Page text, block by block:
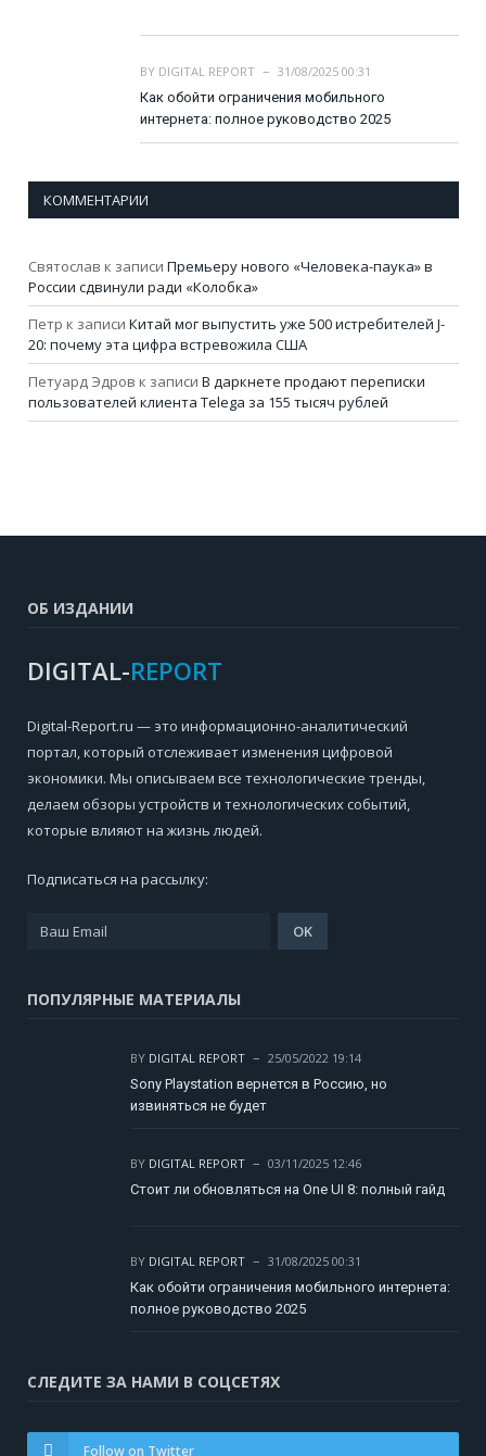
BY DIGITAL REPORT
31/08/2025 00:31
Как обойти ограничения мобильного
интернета: полное руководство 2025
КОММЕНТАРИИ
Святослав к записи Премьеру нового «Человека-паука» в
России сдвинули ради «Колобка»
Петр к записи Китай мог выпустить уже 500 истребителей J-
20: почему эта цифра встревожила США
Петуард Эдров к записи В даркнете продают переписки
пользователей клиента Telega за 155 тысяч рублей
ОБ ИЗДАНИИ
DIGITAL-REPORT
Digital-Report.ru — это информационно-аналитический
портал, который отслеживает изменения цифровой
экономики. Мы описываем все технологические тренды,
делаем обзоры устройств и технологических событий,
которые влияют на жизнь людей.
Подписаться на рассылку:
ПОПУЛЯРНЫЕ МАТЕРИАЛЫ
BY DIGITAL REPORT
25/05/2022 19:14
Sony Playstation вернется в Россию, но
извиняться не будет
BY DIGITAL REPORT
03/11/2025 12:46
Стоит ли обновляться на One UI 8: полный гайд
BY DIGITAL REPORT
31/08/2025 00:31
Как обойти ограничения мобильного интернета:
полное руководство 2025
СЛЕДИТЕ ЗА НАМИ В СОЦСЕТЯХ
Follow on Twitter